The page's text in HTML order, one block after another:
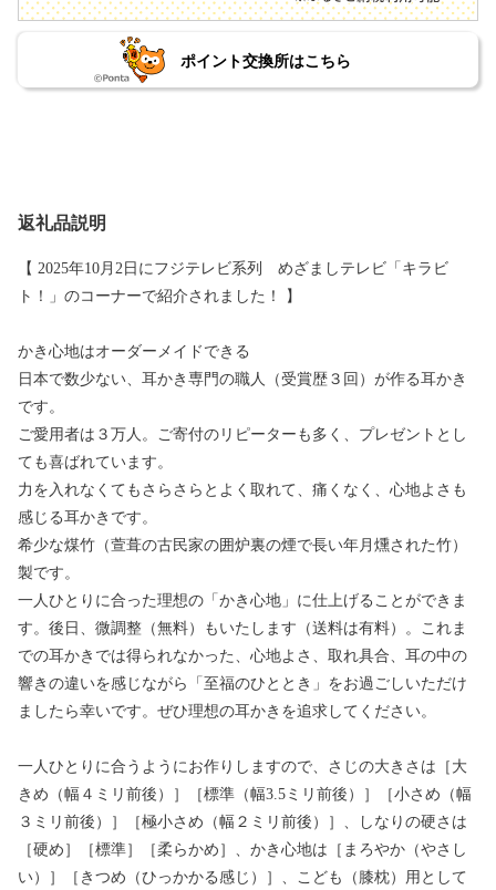
ポイント交換所はこちら
返礼品説明
【 2025年10月2日にフジテレビ系列 めざましテレビ「キラビ
ト！」のコーナーで紹介されました！ 】
かき心地はオーダーメイドできる
日本で数少ない、耳かき専門の職人（受賞歴３回）が作る耳かき
です。
ご愛用者は３万人。ご寄付のリピーターも多く、プレゼントとし
ても喜ばれています。
力を入れなくてもさらさらとよく取れて、痛くなく、心地よさも
感じる耳かきです。
希少な煤竹（萱葺の古民家の囲炉裏の煙で長い年月燻された竹）
製です。
一人ひとりに合った理想の「かき心地」に仕上げることができま
す。後日、微調整（無料）もいたします（送料は有料）。これま
での耳かきでは得られなかった、心地よさ、取れ具合、耳の中の
響きの違いを感じながら「至福のひととき」をお過ごしいただけ
ましたら幸いです。ぜひ理想の耳かきを追求してください。
一人ひとりに合うようにお作りしますので、さじの大きさは［大
きめ（幅４ミリ前後）］［標準（幅3.5ミリ前後）］［小さめ（幅
３ミリ前後）］［極小さめ（幅２ミリ前後）］、しなりの硬さは
［硬め］［標準］［柔らかめ］、かき心地は［まろやか（やさし
い）］［きつめ（ひっかかる感じ）］、こども（膝枕）用として